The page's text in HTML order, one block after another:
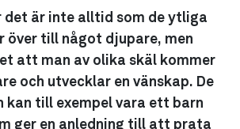
det är inte alltid som de ytliga
över till något djupare, men
att man av olika skäl kommer
och utvecklar en vänskap. De
kan till exempel vara ett barn
ger en anledning till att prata